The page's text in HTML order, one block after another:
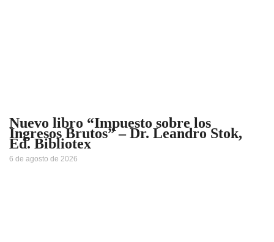
Nuevo libro “Impuesto sobre los
Ingresos Brutos” – Dr. Leandro Stok,
Ed. Bibliotex
6 de agosto de 2026